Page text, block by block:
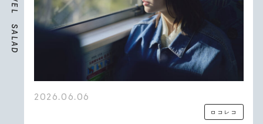
E
L
S
A
L
A
D
2026.06.06
ロコレコ